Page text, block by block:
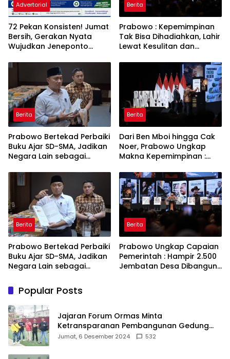
Advertorial
72 Pekan Konsisten! Jumat
Bersih, Gerakan Nyata
Wujudkan Jeneponto
ASRI
Berita
Prabowo : Kepemimpinan
Tak Bisa Dihadiahkan, Lahir
Lewat Kesulitan dan
Berita
Prabowo Bertekad Perbaiki
Buku Ajar SD-SMA, Jadikan
Negara Lain sebagai
Berita
Dari Ben Mboi hingga Cak
Noer, Prabowo Ungkap
Makna Kepemimpinan :
Gunakan Akal Sehat
Berita
Prabowo Bertekad Perbaiki
Buku Ajar SD-SMA, Jadikan
Negara Lain sebagai
Berita
Prabowo Ungkap Capaian
Pemerintah : Hampir 2.500
Jembatan Desa Dibangun,
Popular Posts
Jajaran Forum Ormas Minta
Ketransparanan Pembangunan Gedung
Damkar Di Kecamatan Cisoka
Jumat, 6 Desember 2024 532